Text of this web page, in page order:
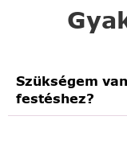
Szükségem
festéshez?